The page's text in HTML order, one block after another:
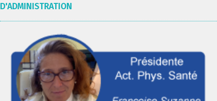
D'ADMINISTRATION